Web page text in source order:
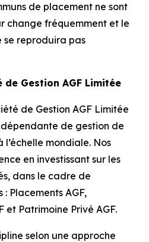
de placement ne sont
change fréquemment et le
se reproduira pas
de Gestion AGF Limitée
de Gestion AGF Limitée
de gestion de
mondiale. Nos
en investissant sur les
dans le cadre de
Placements AGF,
et Patrimoine Privé AGF.
selon une approche